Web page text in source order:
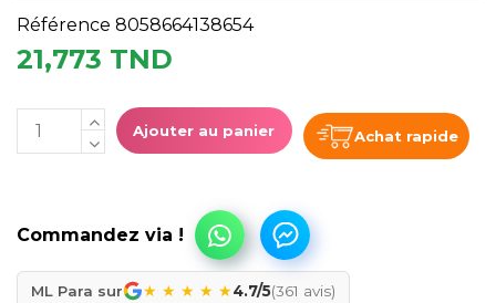
Référence 8058664138654
21,773 TND
Ajouter au panier Achat rapide
ML Para sur ★ ★ ★ ★ ★4.7/5(361 avis)